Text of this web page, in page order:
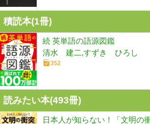
積読本(1冊)
続 英単語の語源図鑑
清水 建二,すずき ひろし
352
読みたい本(493冊)
日本人が知らない！「文明の